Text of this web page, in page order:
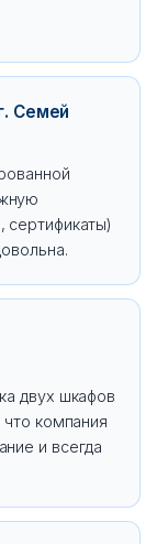
Семей
двух шкафов
компания
и всегда